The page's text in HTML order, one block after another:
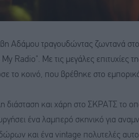
Αδάμου τραγουδώντας ζωντανά
Radio". Με τις μεγάλες επιτυχίες
το κοινό, που βρέθηκε στο
διάσταση και χάρη στο ΣΚΡΑΤΣ το
ένα λαμπερό σκηνικό για
και ένα vintage πολυτελές